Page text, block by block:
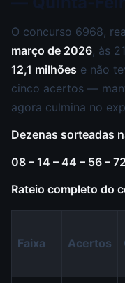
O concurso 6968,
março de 2026, às
12,1 milhões e não
cinco acertos —
agora culmina no
Dezenas sorteadas
08 – 14 – 44 – 56 – 72
Rateio completo do
Faixa Acertos